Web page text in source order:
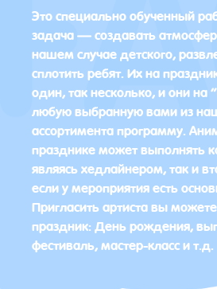
Это специально обученный
задача — создавать
нашем случае детского,
сплотить ребят. Их на
один, так несколько, и они на
любую выбранную вами из
ассортимента программу.
празднике может выполнять
являясь хедлайнером, так и
если у мероприятия есть
Пригласить артиста вы
праздник: День рождения,
фестиваль, мастер-класс и т.д.